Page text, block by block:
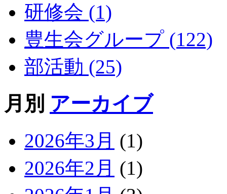
研修会 (1)
豊生会グループ (122)
部活動 (25)
月別 アーカイブ
2026年3月 (1)
2026年2月 (1)